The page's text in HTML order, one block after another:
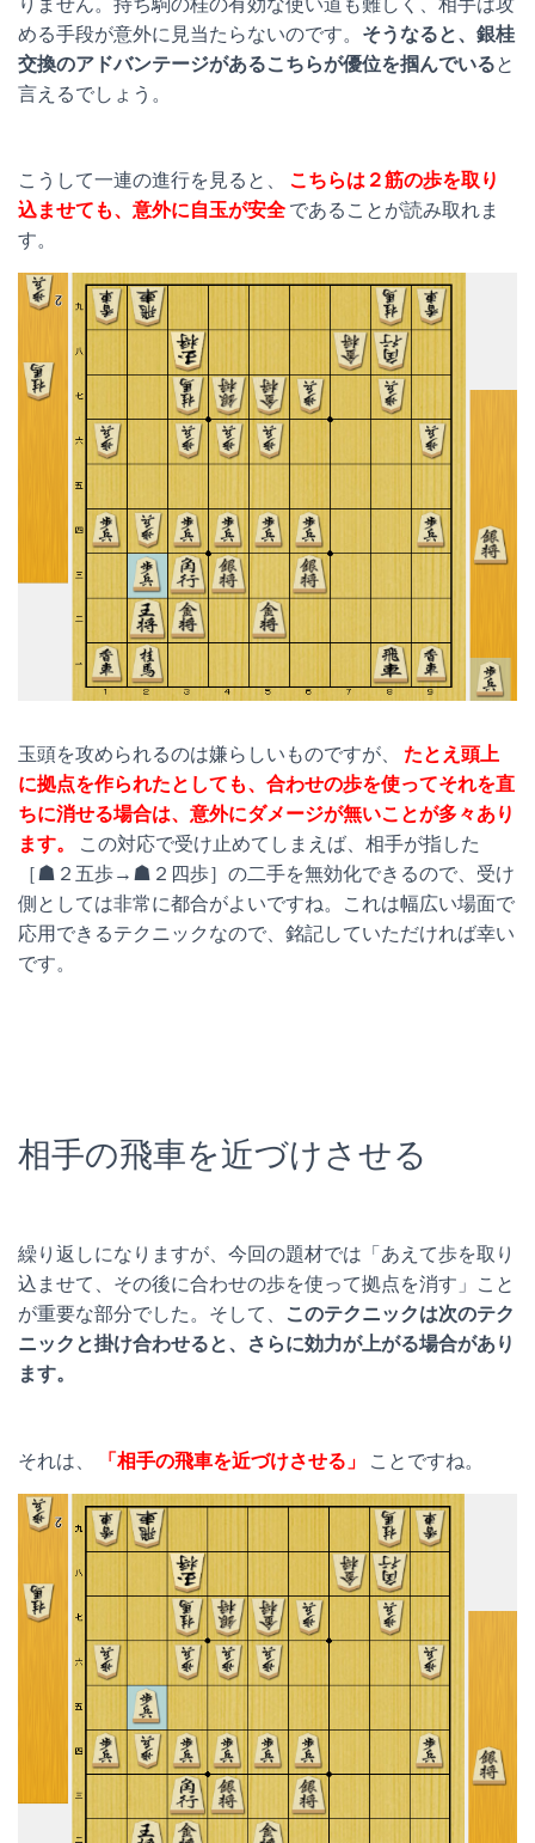
める手段が意外に見当たらないのです。 そうなると、銀桂
交換のアドバンテージがあるこちらが優位を掴んでいると
言えるでしょう。
こうして一連の進行を見ると、
こちらは２筋の歩を取り
込ませても、意外に自玉が安全 であることが読み取れま
す。
玉頭を攻められるのは嫌らしいものですが、
たとえ頭上
に拠点を作られたとしても、合わせの歩を使ってそれを直
ちに消せる場合は、意外にダメージが無いことが多々あり
ます。
この対応で受け止めてしまえば、相手が指した
［☗２五歩→☗２四歩］の二手を無効化できるので、受け
側としては非常に都合がよいですね。これは幅広い場面で
応用できるテクニックなので、銘記していただければ幸い
です。
相手の飛車を近づけさせる
繰り返しになりますが、今回の題材では「あえて歩を取り
込ませて、その後に合わせの歩を使って拠点を消す」こと
が重要な部分でした。そして、
このテクニックは次のテク
ニックと掛け合わせると、さらに効力が上がる場合があり
ます。
それは、 「相手の飛車を近づけさせる」 ことですね。